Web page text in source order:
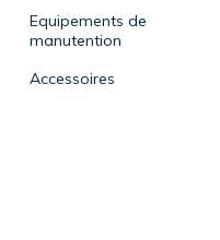
Equipements de
manutention
Accessoires